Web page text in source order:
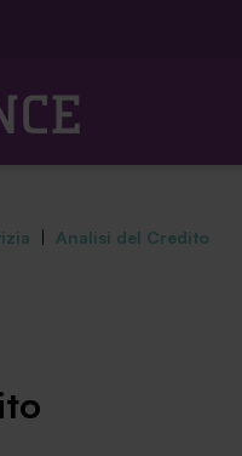
| Analisi del Credito